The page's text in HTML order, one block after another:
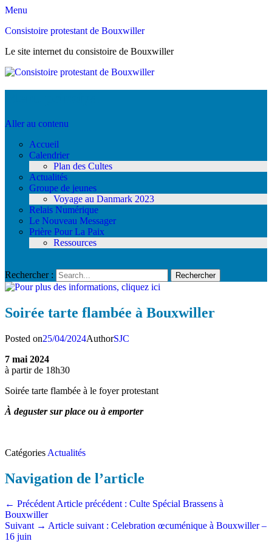
Menu
Consistoire protestant de Bouxwiller
Le site internet du consistoire de Bouxwiller
Aller au contenu
Accueil
Calendrier
Plan des Cultes
Actualités
Groupe de jeunes
Voyage au Danmark 2023
Relais Numérique
Le Nouveau Messager
Prière Pour La Paix
Ressources
Rechercher :
Soirée tarte flambée à Bouxwiller
Posted on25/04/2024AuthorSJC
7 mai 2024
à partir de 18h30
Soirée tarte flambée à le foyer protestant
À deguster sur place ou à emporter
Catégories Actualités
Navigation de l’article
← PrécédentArticle précédent : Culte Spécial Brassens à
Bouxwiller
Suivant → Article suivant : Celebration œcuménique à Bouxwiller –
16 juin